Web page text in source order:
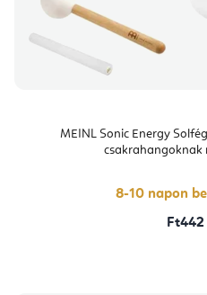
MEINL Sonic Energy
csakrahangoknak
8-10 napon